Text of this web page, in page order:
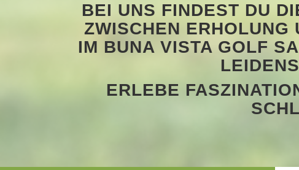
BEI UNS FINDEST DU
ZWISCHEN ERHOLUNG
IM BUNA VISTA GOLF
ERLEBE